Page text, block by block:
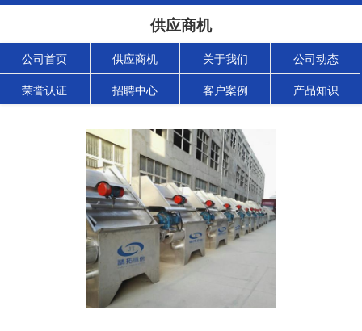
供应商机
公司首页 供应商机 关于我们 公司动态
荣誉认证 招聘中心 客户案例 产品知识